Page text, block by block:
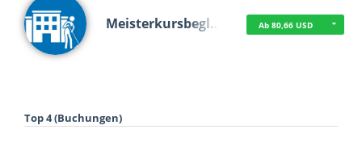
Meisterkursbegl… Ab 80,66 USD
Top 4 (Buchungen)